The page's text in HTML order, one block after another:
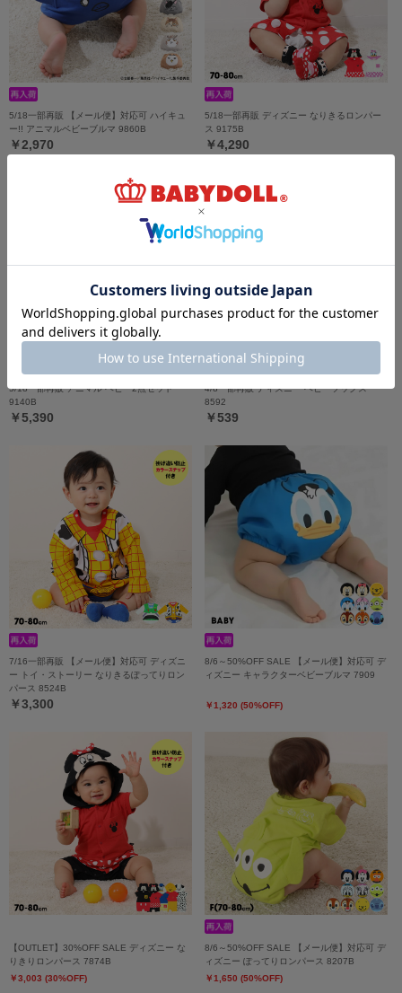
5/18一部再販 【メール便】対応可 ハイキュ
ー!! アニマルベビーブルマ 9860B
￥2,970
5/18一部再販 ディズニー なりきるロンパー
ス 9175B
￥4,290
5/18一部再販 アニマル ベビー2点セット
9140B
￥5,390
4/8一部再販 ディズニー ベビーソックス
8592
￥539
7/16一部再販 【メール便】対応可 ディズニ
ー トイ・ストーリー なりきるぽってりロン
パース 8524B
￥3,300
8/6～50%OFF SALE 【メール便】対応可 デ
ィズニー キャラクターベビーブルマ 7909
￥1,320 (50%OFF)
【OUTLET】30%OFF SALE ディズニー な
りきりロンパース 7874B
￥3,003 (30%OFF)
8/6～50%OFF SALE 【メール便】対応可 デ
ィズニー ぽってりロンパース 8207B
￥1,650 (50%OFF)